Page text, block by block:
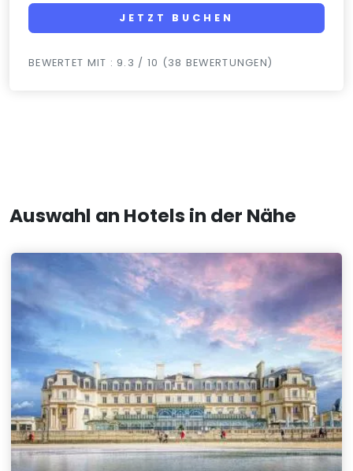
JETZT BUCHEN
BEWERTET MIT : 9.3 / 10 (38 BEWERTUNGEN)
Auswahl an Hotels in der Nähe